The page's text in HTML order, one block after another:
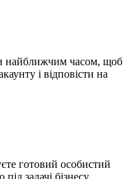
найближчим часом, щоб
і відповісти на
готовий особистий